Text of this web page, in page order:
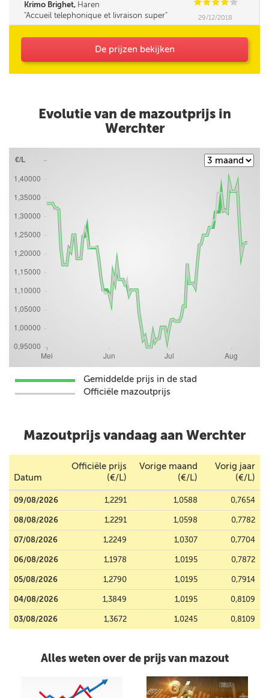
Krimo Brighet, Haren CCCC C
Accueil telephonique et livraison super
29/12/2018
De prijzen bekijken
Evolutie van de mazoutprijs in
Werchter
Gemiddelde prijs in de stad
Officiële mazoutprijs
Mazoutprijs vandaag aan Werchter
Datum
Officiële prijs
(€/L)
Vorige maand
(€/L)
Vorig jaar
(€/L)
09/08/2026 1,2291 1,0588 0,7654
08/08/2026 1,2291 1,0598 0,7782
07/08/2026 1,2249 1,0307 0,7704
06/08/2026 1,1978 1,0195 0,7872
05/08/2026 1,2790 1,0195 0,7914
04/08/2026 1,3849 1,0195 0,8109
03/08/2026 1,3672 1,0245 0,8109
Alles weten over de prijs van mazout